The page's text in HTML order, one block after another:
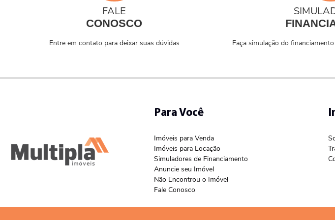
FALE
CONOSCO
Entre em contato para deixar suas dúvidas Faça simulação do
Para Você
Imóveis para Venda
Imóveis para Locação
Simuladores de Financiamento
Anuncie seu Imóvel
Não Encontrou o Imóvel
Fale Conosco